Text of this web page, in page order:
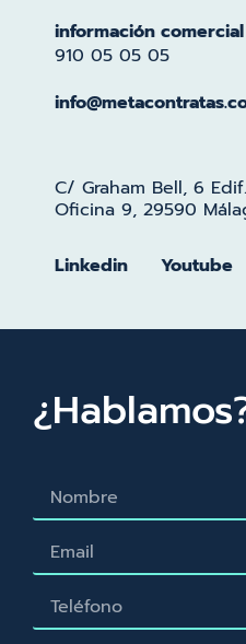
información comercial
910 05 05 05
C/ Graham Bell, 6
Oficina 9, 29590
Linkedin Youtube